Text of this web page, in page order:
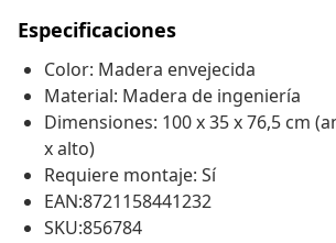
Especificaciones
Color: Madera envejecida
Material: Madera de ingeniería
Dimensiones: 100 x 35 x 76,5 cm
x alto)
Requiere montaje: Sí
EAN:8721158441232
SKU:856784